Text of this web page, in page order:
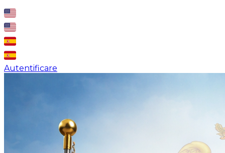
Autentificare